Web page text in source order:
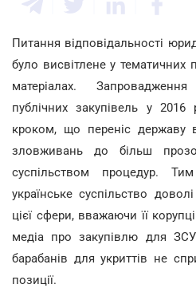
Питання відповідальності
було висвітлене у тематичних
матеріалах.
публічних закупівель у
кроком, що переніс державу
зловживань до більш
суспільством процедур.
українське суспільство
цієї сфери, вважаючи її
медіа про закупівлю для
барабанів для укриттів не
позиції.